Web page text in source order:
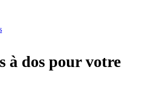
à dos pour votre